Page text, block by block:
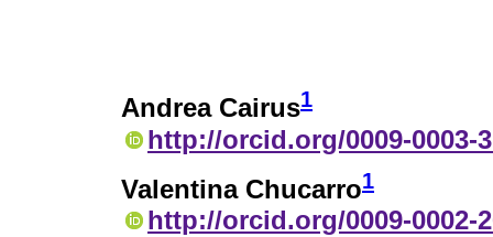
Andrea Cairus1
http://orcid.org/0009-0003-
Valentina Chucarro1
http://orcid.org/0009-0002-